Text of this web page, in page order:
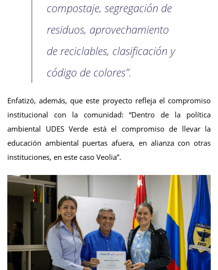
compostaje, segregación de
residuos, aprovechamiento
de reciclables, clasificación y
código de colores”.
Enfatizó, además, que este proyecto refleja el compromiso
institucional con la comunidad: “Dentro de la política
ambiental UDES Verde está el compromiso de llevar la
educación ambiental puertas afuera, en alianza con otras
instituciones, en este caso Veolia”.